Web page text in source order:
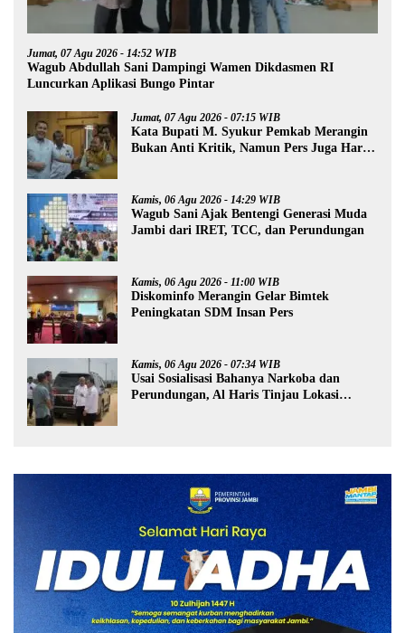
Jumat, 07 Agu 2026 - 14:52 WIB
Wagub Abdullah Sani Dampingi Wamen Dikdasmen RI
Luncurkan Aplikasi Bungo Pintar
Jumat, 07 Agu 2026 - 07:15 WIB
Kata Bupati M. Syukur Pemkab Merangin
Bukan Anti Kritik, Namun Pers Juga Harus
Kamis, 06 Agu 2026 - 14:29 WIB
Wagub Sani Ajak Bentengi Generasi Muda
Jambi dari IRET, TCC, dan Perundungan
Kamis, 06 Agu 2026 - 11:00 WIB
Diskominfo Merangin Gelar Bimtek
Peningkatan SDM Insan Pers
Kamis, 06 Agu 2026 - 07:34 WIB
Usai Sosialisasi Bahanya Narkoba dan
Perundungan, Al Haris Tinjau Lokasi